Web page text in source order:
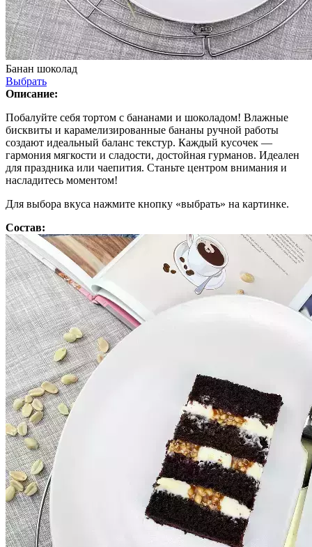
Банан шоколад
Выбрать
Описание:
Побалуйте себя тортом с бананами и шоколадом! Влажные
бисквиты и карамелизированные бананы ручной работы
создают идеальный баланс текстур. Каждый кусочек —
гармония мягкости и сладости, достойная гурманов. Идеален
для праздника или чаепития. Станьте центром внимания и
насладитесь моментом!
Для выбора вкуса нажмите кнопку «выбрать» на картинке.
Состав: